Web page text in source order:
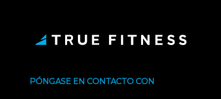
PÓNGASE EN CONTACTO CON